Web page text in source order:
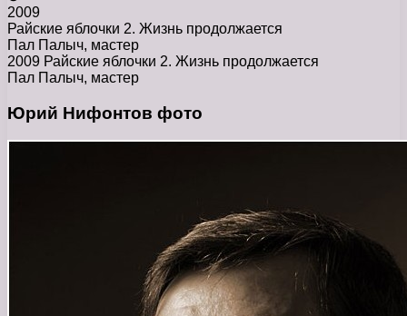
2009
Райские яблочки 2. Жизнь продолжается
Пал Палыч, мастер
2009 Райские яблочки 2. Жизнь продолжается
Пал Палыч, мастер
Юрий Нифонтов фото